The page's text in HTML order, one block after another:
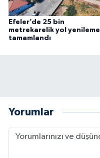
Efeler’de 25 bin
metrekarelik yol yenileme
tamamlandı
Yorumlar